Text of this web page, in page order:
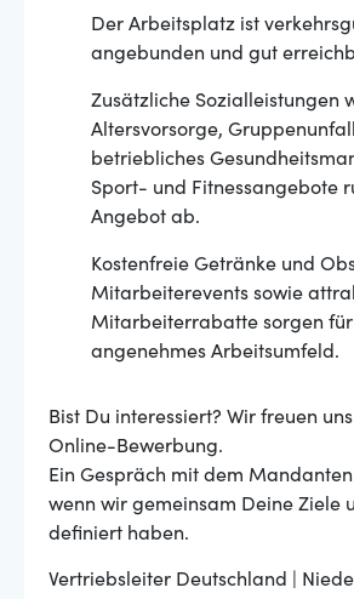
Der Arbeitsplatz ist
angebunden und gut
Zusätzliche Sozialleistungen
Altersvorsorge,
betriebliches
Sport- und Fitnessangebote
Angebot ab.
Kostenfreie Getränke und
Mitarbeiterevents sowie
Mitarbeiterrabatte sorgen für
angenehmes Arbeitsumfeld.
Bist Du interessiert? Wir freuen
Online-Bewerbung.
Ein Gespräch mit dem
wenn wir gemeinsam Deine Ziele
definiert haben.
Vertriebsleiter Deutschland |